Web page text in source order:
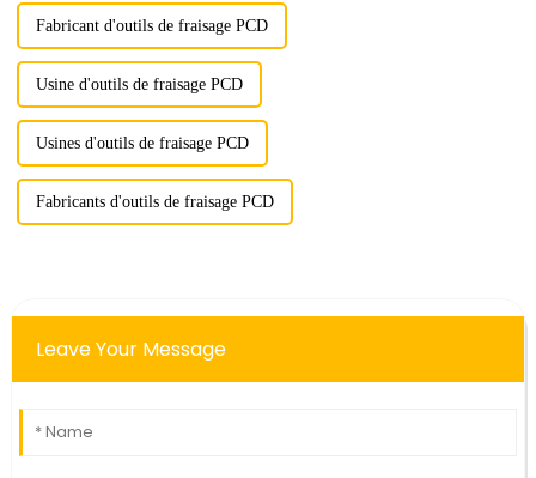
Fabricant d'outils de fraisage PCD
Usine d'outils de fraisage PCD
Usines d'outils de fraisage PCD
Fabricants d'outils de fraisage PCD
Leave Your Message